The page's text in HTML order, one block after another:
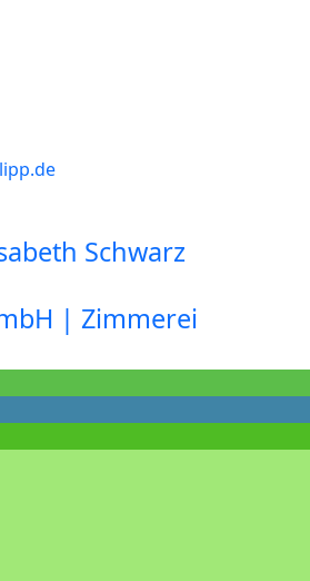
Schwarz
| Zimmerei